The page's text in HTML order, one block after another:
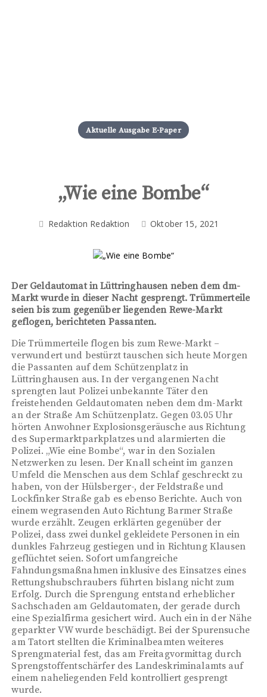
i
p
o
n
t
Aktuelle Ausgabe E-Paper
„Wie eine Bombe“
Redaktion Redaktion Oktober 15, 2021
Der Geldautomat in Lüttringhausen neben dem dm-
Markt wurde in dieser Nacht gesprengt. Trümmerteile
seien bis zum gegenüber liegenden Rewe-Markt
geflogen, berichteten Passanten.
Die Trümmerteile flogen bis zum Rewe-Markt –
verwundert und bestürzt tauschen sich heute Morgen
die Passanten auf dem Schützenplatz in
Lüttringhausen aus. In der vergangenen Nacht
sprengten laut Polizei unbekannte Täter den
freistehenden Geldautomaten neben dem dm-Markt
an der Straße Am Schützenplatz. Gegen 03.05 Uhr
hörten Anwohner Explosionsgeräusche aus Richtung
des Supermarktparkplatzes und alarmierten die
Polizei. „Wie eine Bombe“, war in den Sozialen
Netzwerken zu lesen. Der Knall scheint im ganzen
Umfeld die Menschen aus dem Schlaf geschreckt zu
haben, von der Hülsberger-, der Feldstraße und
Lockfinker Straße gab es ebenso Berichte. Auch von
einem wegrasenden Auto Richtung Barmer Straße
wurde erzählt. Zeugen erklärten gegenüber der
Polizei, dass zwei dunkel gekleidete Personen in ein
dunkles Fahrzeug gestiegen und in Richtung Klausen
geflüchtet seien. Sofort umfangreiche
Fahndungsmaßnahmen inklusive des Einsatzes eines
Rettungshubschraubers führten bislang nicht zum
Erfolg. Durch die Sprengung entstand erheblicher
Sachschaden am Geldautomaten, der gerade durch
eine Spezialfirma gesichert wird. Auch ein in der Nähe
geparkter VW wurde beschädigt. Bei der Spurensuche
am Tatort stellten die Kriminalbeamten weiteres
Sprengmaterial fest, das am Freitagvormittag durch
Sprengstoffentschärfer des Landeskriminalamts auf
einem naheliegenden Feld kontrolliert gesprengt
wurde.